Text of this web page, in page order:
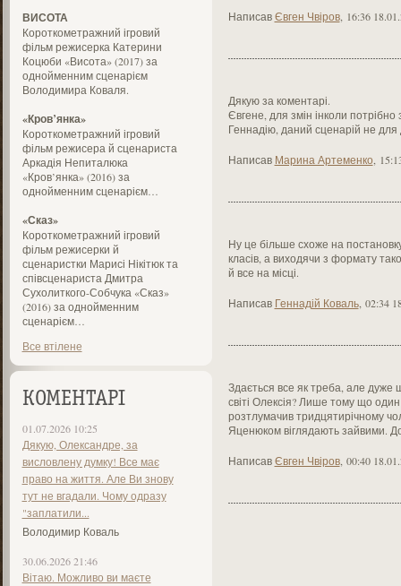
ВИСОТА
Короткометражний ігровий
фільм режисерка Катерини
Коцюби «Висота» (2017) за
однойменним сценарієм
Володимира Коваля.
«Кров’янка»
Короткометражний ігровий
фільм режисера й сценариста
Аркадія Непиталюка
«Кров’янка» (2016) за
однойменним сценарієм…
«Сказ»
Короткометражний ігровий
фільм режисерки й
сценаристки Марисі Нікітюк та
співсценариста Дмитра
Сухолиткого-Собчука «Сказ»
(2016) за однойменним
сценарієм…
Все втілене
КОМЕНТАРІ
01.07.2026 10:25
Дякую, Олександре, за
висловлену думку! Все має
право на життя. Але Ви знову
тут не вгадали. Чому одразу
"заплатили...
Володимир Коваль
30.06.2026 21:46
Вітаю. Можливо ви маєте
НаписавЄвген Чвіров, 16:36
Дякую за коментарі.
Євгене, для змін інколи потрібно
Геннадію, даний сценарій не для
Написав Марина Артеменко
Ну це більше схоже на
класів, а виходячи з формату
й все на місці.
Написав Геннадій Коваль, 02:34
Здається все як треба, але дуже
світі Олексія? Лише тому що
розтлумачив тридцятирічному
Яценюком віглядають зайвими.
НаписавЄвген Чвіров, 00:40